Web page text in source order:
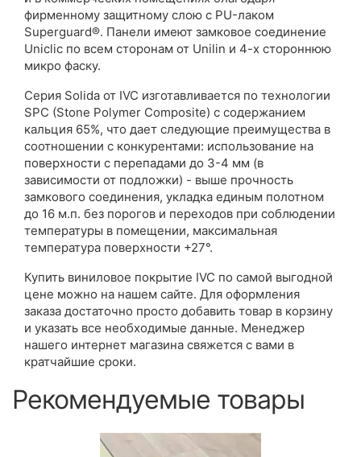
фирменному защитному слою с PU-лаком
Superguard®. Панели имеют замковое соединение
Uniclic по всем сторонам от Unilin и 4-х стороннюю
микро фаску.
Серия Solida от IVC изготавливается по технологии
SPC (Stone Polymer Composite) с содержанием
кальция 65%, что дает следующие преимущества в
соотношении с конкурентами: использование на
поверхности с перепадами до 3-4 мм (в
зависимости от подложки) - выше прочность
замкового соединения, укладка единым полотном
до 16 м.п. без порогов и переходов при соблюдении
температуры в помещении, максимальная
температура поверхности +27°.
Купить виниловое покрытие IVC по самой выгодной
цене можно на нашем сайте. Для оформления
заказа достаточно просто добавить товар в корзину
и указать все необходимые данные. Менеджер
нашего интернет магазина свяжется с вами в
кратчайшие сроки.
Рекомендуемые товары